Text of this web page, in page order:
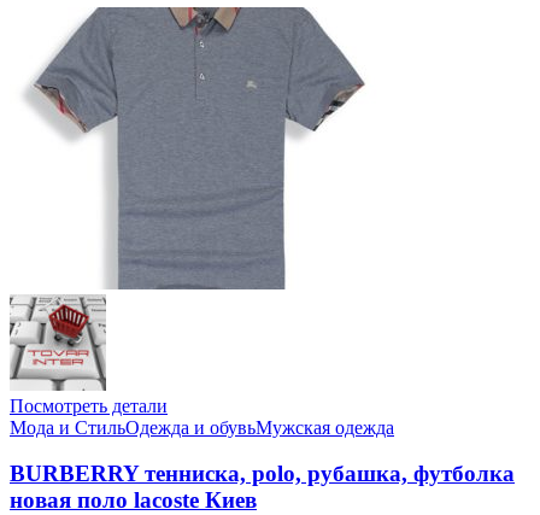
Посмотреть детали
Мода и СтильОдежда и обувьМужская одежда
BURBERRY тенниска, polo, рубашка, футболка
новая поло lacoste Киев